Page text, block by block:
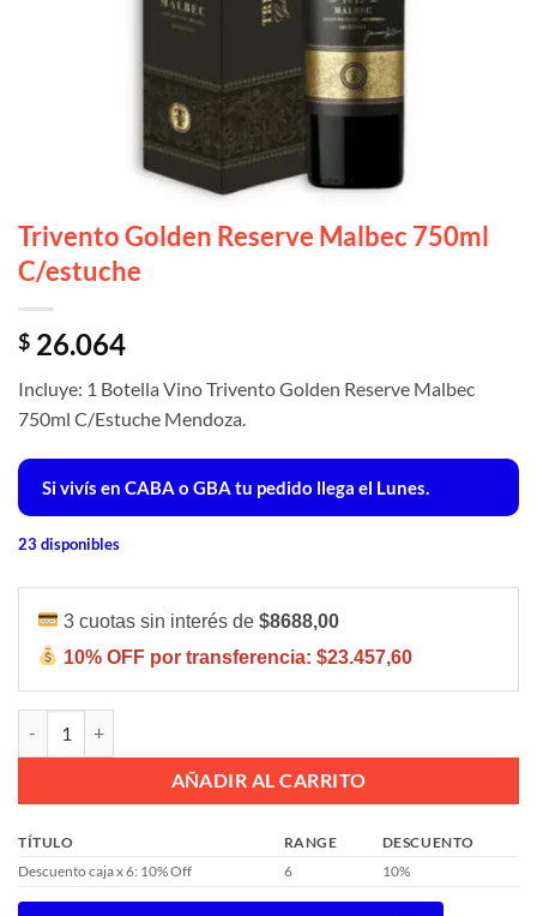
Trivento Golden Reserve Malbec 750ml
C/estuche
$ 26.064
Incluye: 1 Botella Vino Trivento Golden Reserve Malbec
750ml C/Estuche Mendoza.
Si vivís en CABA o GBA tu pedido llega el Lunes.
23 disponibles
3 cuotas sin interés de$8688,00
10% OFF por transferencia:$23.457,60
AÑADIR AL CARRITO
TÍTULO RANGE
DESCUENTO
Descuento caja x 6: 10% Off
6 10%